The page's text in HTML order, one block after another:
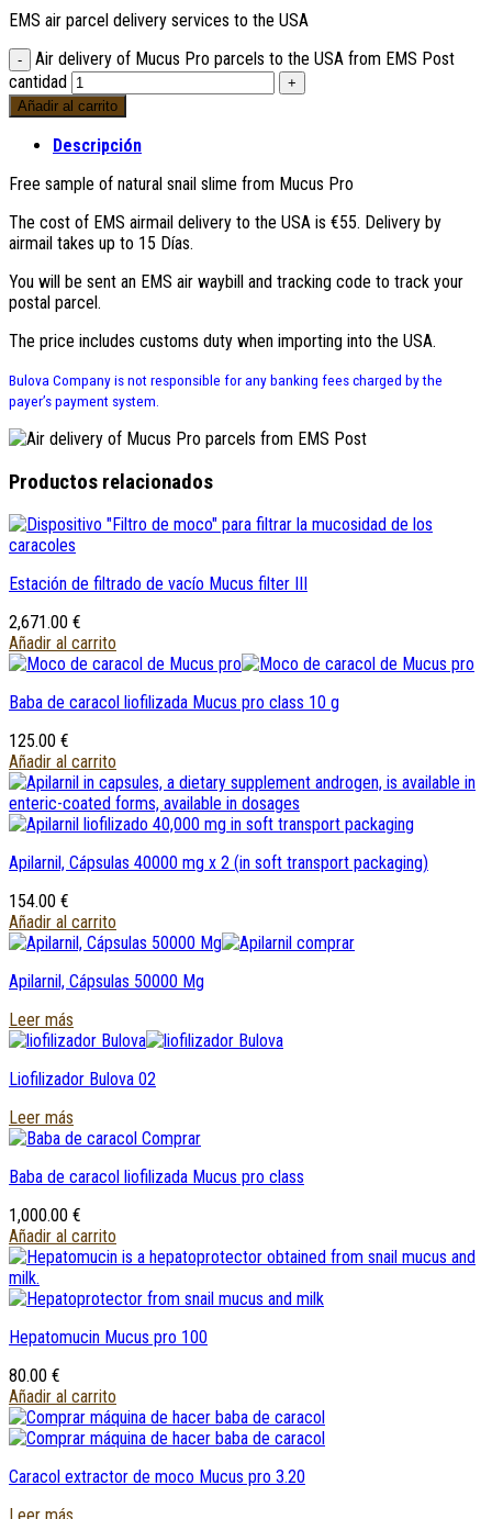
EMS air parcel delivery services to the USA
Air delivery of Mucus Pro parcels to the USA from EMS Post
cantidad
Añadir al carrito
Descripción
Free sample of natural snail slime from Mucus Pro
The cost of EMS airmail delivery to the USA is €55. Delivery by
airmail takes up to 15 Días.
You will be sent an EMS air waybill and tracking code to track your
postal parcel.
The price includes customs duty when importing into the USA.
Bulova Company is not responsible for any banking fees charged by the
payer’s payment system
Productos relacionados
Estación de filtrado de vacío Mucus filter III
2,671.00 €
Añadir al carrito
Baba de caracol liofilizada Mucus pro class 10 g
125.00 €
Añadir al carrito
Apilarnil, Cápsulas 40000 mg х 2 (in soft transport packaging)
154.00 €
Añadir al carrito
Apilarnil, Cápsulas 50000 Mg
Leer más
Liofilizador Bulova 02
Leer más
Baba de caracol liofilizada Mucus pro class
1,000.00 €
Añadir al carrito
Hepatomucin Mucus pro 100
80.00 €
Añadir al carrito
Caracol extractor de moco Mucus pro 3.20